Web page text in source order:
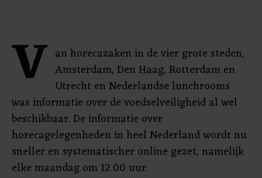
V an horecazaken in de vier grote steden,
Amsterdam, Den Haag, Rotterdam en
Utrecht en Nederlandse lunchrooms
was informatie over de voedselveiligheid al wel
beschikbaar. De informatie over
horecagelegenheden in heel Nederland wordt nu
sneller en systematischer online gezet, namelijk
elke maandag om 12.00 uur.